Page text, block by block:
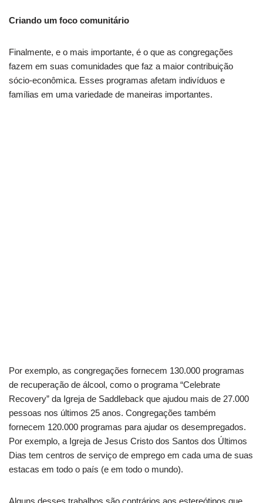
Criando um foco comunitário
Finalmente, e o mais importante, é o que as congregações
fazem em suas comunidades que faz a maior contribuição
sócio-econômica. Esses programas afetam indivíduos e
famílias em uma variedade de maneiras importantes.
Por exemplo, as congregações fornecem 130.000 programas
de recuperação de álcool, como o programa “Celebrate
Recovery” da Igreja de Saddleback que ajudou mais de 27.000
pessoas nos últimos 25 anos. Congregações também
fornecem 120.000 programas para ajudar os desempregados.
Por exemplo, a Igreja de Jesus Cristo dos Santos dos Últimos
Dias tem centros de serviço de emprego em cada uma de suas
estacas em todo o país (e em todo o mundo).